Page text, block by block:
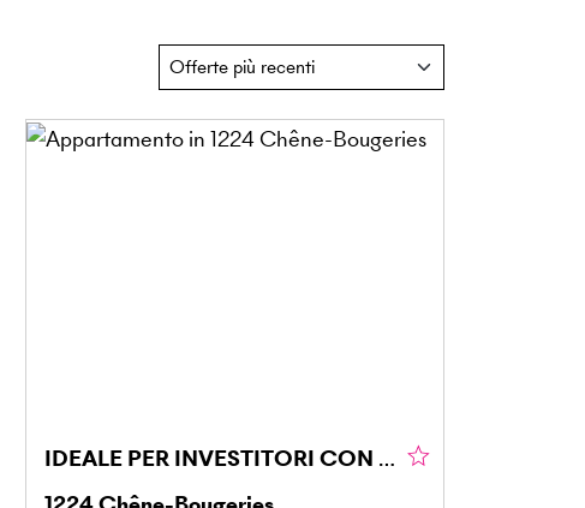
IDEALE PER INVESTITORI CON PISCINA